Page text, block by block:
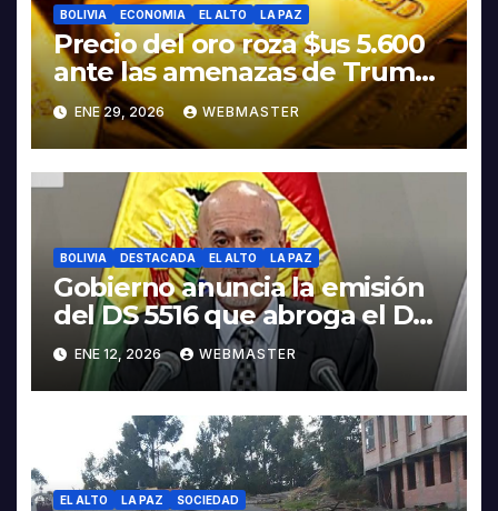
BOLIVIA ECONOMIA EL ALTO LA PAZ
Precio del oro roza $us 5.600
ante las amenazas de Trump
contra Irán
ENE 29, 2026 WEBMASTER
BOLIVIA DESTACADA EL ALTO LA PAZ
Gobierno anuncia la emisión
del DS 5516 que abroga el DS
5503
ENE 12, 2026 WEBMASTER
EL ALTO LA PAZ SOCIEDAD